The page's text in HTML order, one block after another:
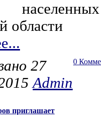
области
0
27
Admin
приглашает